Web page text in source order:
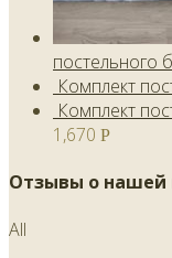
постельного
Комплект
Комплект
1,670 Р
Отзывы о нашей
All